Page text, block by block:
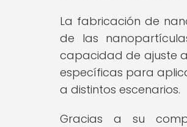
La fabricación de
de las
capacidad de ajuste
específicas para
a distintos escenarios.
Gracias a su